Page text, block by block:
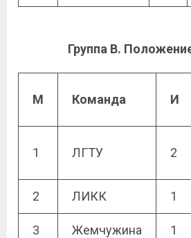
Группа B.
М Команда И
1 ЛГТУ 2
2 ЛИКК 1
3 Жемчужина 1